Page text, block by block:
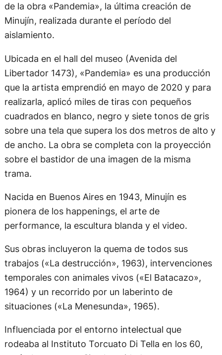
de la obra «Pandemia», la última creación de
Minujín, realizada durante el período del
aislamiento.
Ubicada en el hall del museo (Avenida del
Libertador 1473), «Pandemia» es una producción
que la artista emprendió en mayo de 2020 y para
realizarla, aplicó miles de tiras con pequeños
cuadrados en blanco, negro y siete tonos de gris
sobre una tela que supera los dos metros de alto y
de ancho. La obra se completa con la proyección
sobre el bastidor de una imagen de la misma
trama.
Nacida en Buenos Aires en 1943, Minujín es
pionera de los happenings, el arte de
performance, la escultura blanda y el video.
Sus obras incluyeron la quema de todos sus
trabajos («La destrucción», 1963), intervenciones
temporales con animales vivos («El Batacazo»,
1964) y un recorrido por un laberinto de
situaciones («La Menesunda», 1965).
Influenciada por el entorno intelectual que
rodeaba al Instituto Torcuato Di Tella en los 60,